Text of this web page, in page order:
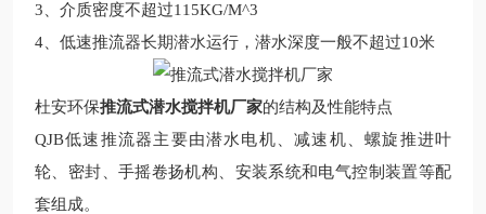
3 、介质密度不超过115KG/M^3
4 、低速推流器长期潜水运行，潜水深度一般不超过10米
杜安环保推流式潜水搅拌机厂家的结构及性能特点
QJB低速推流器主要由潜水电机、减速机、螺旋推进叶
轮、密封、手摇卷扬机构、安装系统和电气控制装置等配
套组成。